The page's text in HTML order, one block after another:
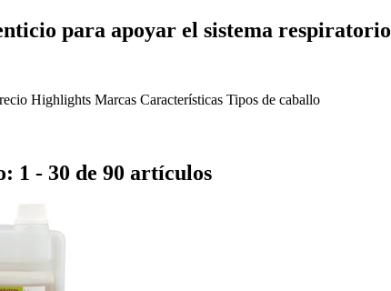
para apoyar el sistema respiratorio
Highlights Marcas Características Tipos de caballo
1 - 30 de 90 artículos